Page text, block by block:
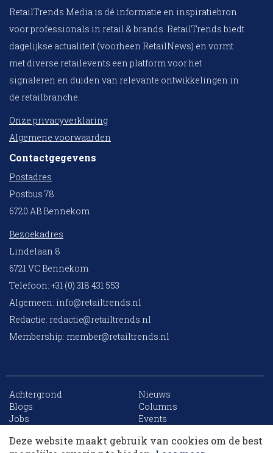
RetailTrends Media is dé informatie en inspiratiebron
voor professionals in retail & brands. RetailTrends biedt
dagelijkse actualiteit (voorheen RetailNews) en vormt
met diverse retailevents een platform voor het
signaleren en duiden van relevante ontwikkelingen in
de retailbranche.
Onze privacyverklaring
Algemene voorwaarden
Contactgegevens
Postadres
Postbus 78
6720 AB Bennekom
Bezoekadres
Lindelaan 8
6721 VC Bennekom
Telefoon: +31 (0) 318 431 553
Algemeen: info@retailtrends.nl
Redactie: redactie@retailtrends.nl
Membership: member@retailtrends.nl
Achtergrond
Nieuws
Blogs
Columns
Jobs
Events
Archief
Sitemap
Deze website maakt gebruik van cookies om de best
10 collega’s
Korting op events